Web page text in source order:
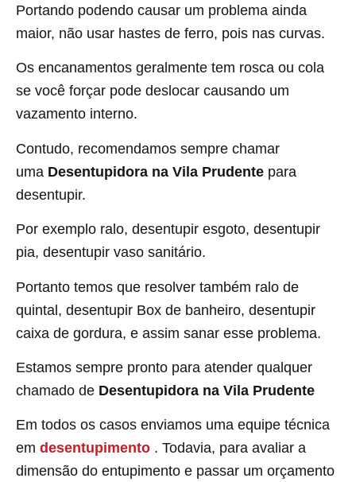
Portando podendo causar um problema ainda
maior, não usar hastes de ferro, pois nas curvas.
Os encanamentos geralmente tem rosca ou cola
se você forçar pode deslocar causando um
vazamento interno.
Contudo, recomendamos sempre chamar
uma Desentupidora na Vila Prudente para
desentupir.
Por exemplo ralo, desentupir esgoto, desentupir
pia, desentupir vaso sanitário.
Portanto temos que resolver também ralo de
quintal, desentupir Box de banheiro, desentupir
caixa de gordura, e assim sanar esse problema.
Estamos sempre pronto para atender qualquer
chamado de Desentupidora na Vila Prudente
Em todos os casos enviamos uma equipe técnica
em desentupimento . Todavia, para avaliar a
dimensão do entupimento e passar um orçamento